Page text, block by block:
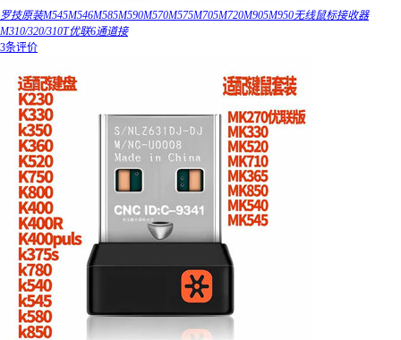
罗技原装M545M546M585M590M570M575M705M720M905M950无线鼠标接收器
M310/320/310T优联6通道接
3条评价